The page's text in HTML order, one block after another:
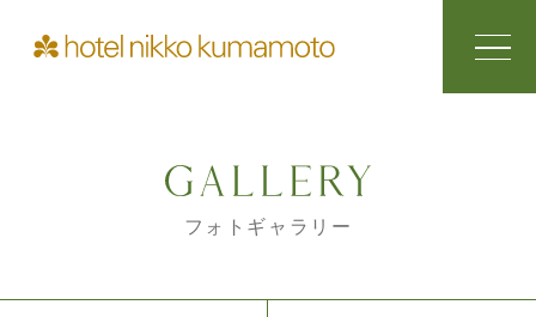
フォトギャラリー